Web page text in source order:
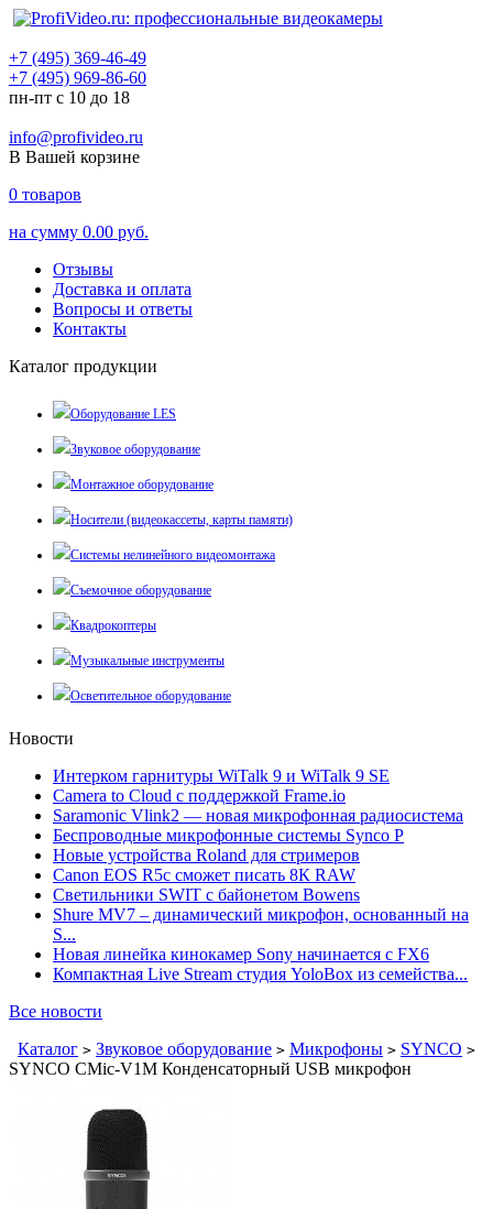
+7 (495) 369-46-49
+7 (495) 969-86-60
пн-пт с 10 до 18
info@profivideo.ru
В Вашей корзине
0 товаров
на сумму 0.00 руб.
Отзывы
Доставка и оплата
Вопросы и ответы
Контакты
Каталог продукции
Оборудование LES
Звуковое оборудование
Монтажное оборудование
Носители (видеокассеты, карты памяти)
Системы нелинейного видеомонтажа
Съемочное оборудование
Квадрокоптеры
Музыкальные инструменты
Осветительное оборудование
Новости
Интерком гарнитуры WiTalk 9 и WiTalk 9 SE
Camera to Cloud с поддержкой Frame.io
Saramonic Vlink2 — новая микрофонная радиосистема
Беспроводные микрофонные системы Synco P
Новые устройства Roland для стримеров
Canon EOS R5c сможет писать 8К RAW
Светильники SWIT с байонетом Bowens
Shure MV7 – динамический микрофон, основанный на
S...
Новая линейка кинокамер Sony начинается с FX6
Компактная Live Stream студия YoloBox из семейства...
Все новости
Каталог > Звуковое оборудование > Микрофоны > SYNCO >
SYNCO CMic-V1M Конденсаторный USB микрофон